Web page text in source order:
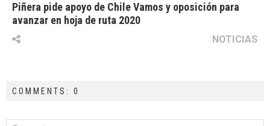
Piñera pide apoyo de Chile Vamos y oposición para
avanzar en hoja de ruta 2020
NOTICIAS
COMMENTS: 0